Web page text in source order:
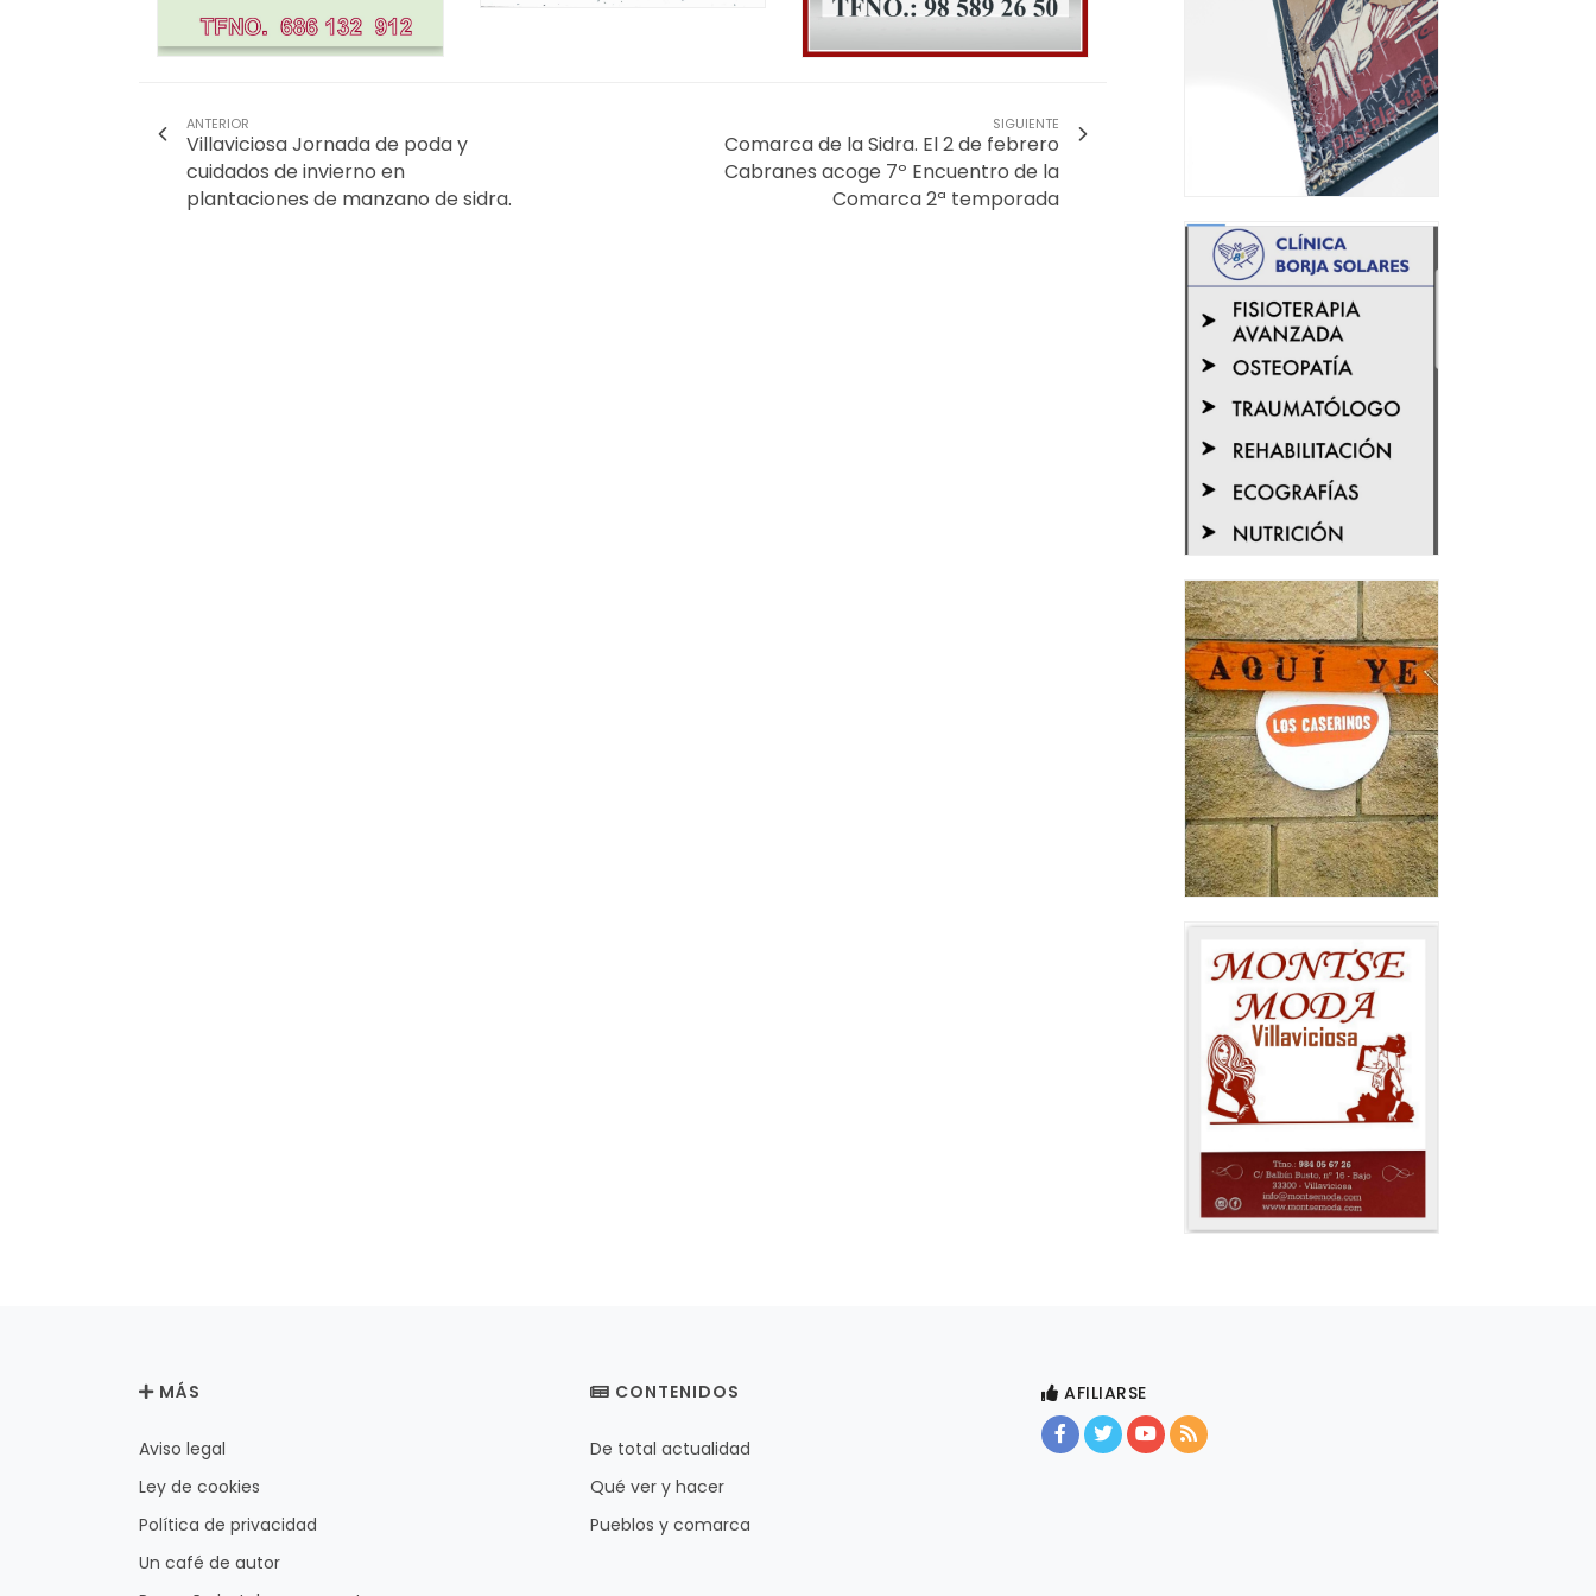
ANTERIOR
Villaviciosa Jornada de poda y
cuidados de invierno en
plantaciones de manzano de sidra.
SIGUIENTE
Comarca de la Sidra. El 2 de febrero
Cabranes acoge 7º Encuentro de la
Comarca 2ª temporada
MÁS
Aviso legal
Ley de cookies
Política de privacidad
Un café de autor
CONTENIDOS
De total actualidad
Qué ver y hacer
Pueblos y comarca
AFILIARSE